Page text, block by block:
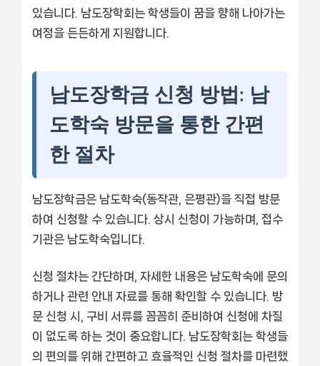
있습니다. 남도장학회는 학생들이 꿈을 향해 나아가는
여정을 든든하게 지원합니다.
남도장학금 신청 방법: 남
도학숙 방문을 통한 간편
한 절차
남도장학금은 남도학숙(동작관, 은평관)을 직접 방문
하여 신청할 수 있습니다. 상시 신청이 가능하며, 접수
기관은 남도학숙입니다.
신청 절차는 간단하며, 자세한 내용은 남도학숙에 문의
하거나 관련 안내 자료를 통해 확인할 수 있습니다. 방
문 신청 시, 구비 서류를 꼼꼼히 준비하여 신청에 차질
이 없도록 하는 것이 중요합니다. 남도장학회는 학생들
의 편의를 위해 간편하고 효율적인 신청 절차를 마련했